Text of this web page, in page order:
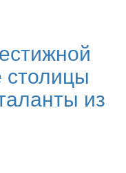
столицы
из